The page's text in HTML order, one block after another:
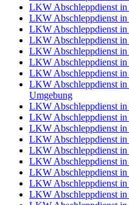
LKW Abschleppdienst
LKW Abschleppdienst
LKW Abschleppdienst
LKW Abschleppdienst
LKW Abschleppdienst
LKW Abschleppdienst
LKW Abschleppdienst
LKW Abschleppdienst in
Umgebung
LKW Abschleppdienst
LKW Abschleppdienst
LKW Abschleppdienst
LKW Abschleppdienst in
LKW Abschleppdienst in
LKW Abschleppdienst in
LKW Abschleppdienst in
LKW Abschleppdienst
LKW Abschleppdienst in